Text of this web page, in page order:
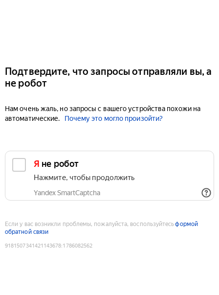
Подтвердите, что запросы отправляли вы, а
не робот
Нам очень жаль, но запросы с вашего устройства похожи на
автоматические.
Почему это могло произойти?
Я не робот
Нажмите, чтобы продолжить
Yandex SmartCaptcha
Если у вас возникли проблемы, пожалуйста, воспользуйтесьформой
обратной связи
9181507341421143678:1786082562